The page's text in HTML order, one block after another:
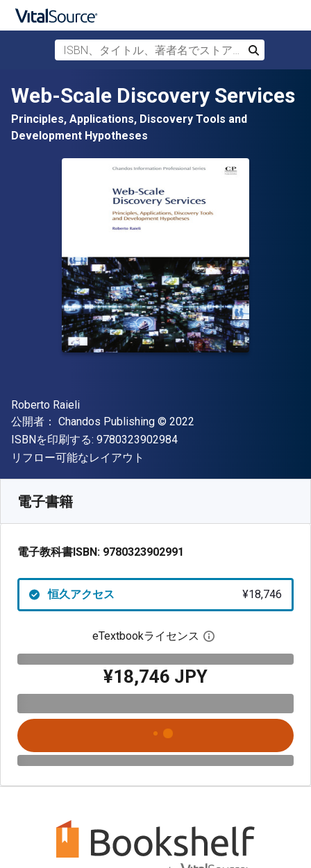
メインコンテンツへスキップ
ISBN、タイトル、著者名でストアを検索
検索
Web-Scale Discovery Services
Principles, Applications, Discovery Tools and
Development Hypotheses
著者
Roberto Raieli
出版社
公開者： Chandos Publishing 著作権
© 2022
ISBNを印刷する: 9780323902984"ISBN-13 9780323902984"
形式
リフロー可能なレイアウト
電子書籍
電子教科書ISBN: 9780323902991
恒久アクセス ¥18,746
eTextbookライセンス デジタルライセン
¥18,746 JPY